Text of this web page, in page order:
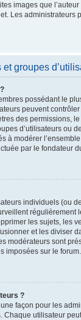
images que
Les administrateurs
groupes
possédant le
peuvent
des permissions,
d’utilisateurs ou
à modérer
par le fondateur
individuels (ou
régulièrement
les sujets, les
et les diviser
modérateurs sont
imposées sur le forum.
?
façon pour les
Chaque utilisateur